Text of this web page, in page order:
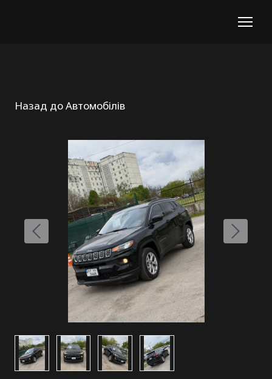
Назад до Автомобілів